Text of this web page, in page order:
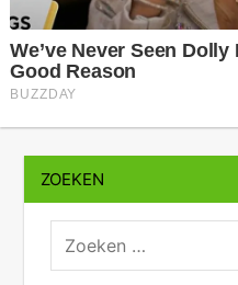
ZOEKEN
zoeken: